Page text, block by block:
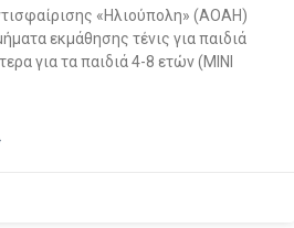
«Ηλιούπολη» (ΑΟΑΗ)
εκμάθησης τένις για παιδιά
για τα παιδιά 4-8 ετών (ΜΙΝΙ